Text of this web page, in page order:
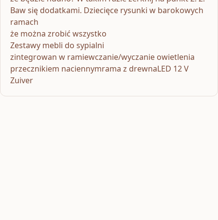
Baw się dodatkami. Dziecięce rysunki w barokowych
ramach
że można zrobić wszystko
Zestawy mebli do sypialni
zintegrowan w ramiewczanie/wyczanie owietlenia
przecznikiem naciennymrama z drewnaLED 12 V
Zuiver